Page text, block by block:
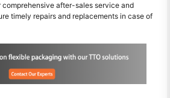
comprehensive after-sales service and
timely repairs and replacements in case of